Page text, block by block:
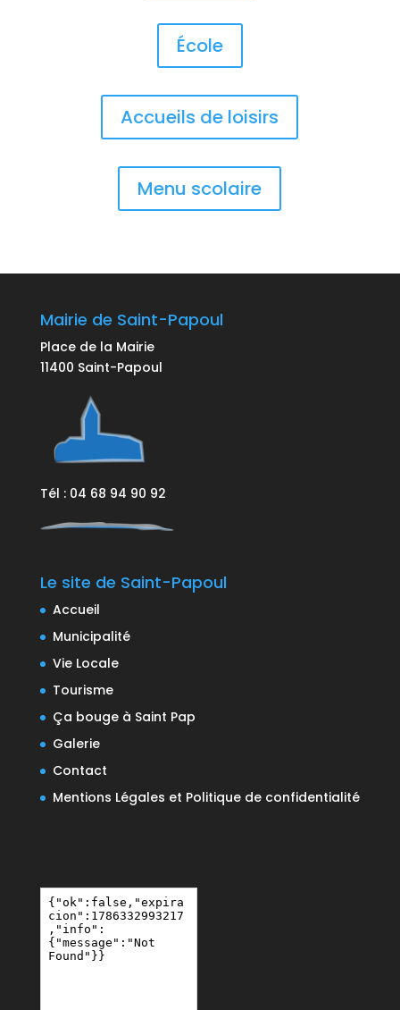
École
Accueils de loisirs
Menu scolaire
Mairie de Saint-Papoul
Place de la Mairie
11400 Saint-Papoul
Tél : 04 68 94 90 92
Le site de Saint-Papoul
Accueil
Municipalité
Vie Locale
Tourisme
Ça bouge à Saint Pap
Galerie
Contact
Mentions Légales et Politique de confidentialité